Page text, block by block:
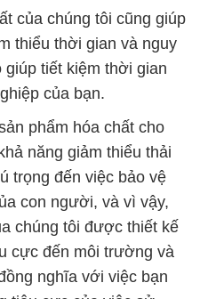
của chúng tôi cũng giúp
thiểu thời gian và nguy
tiết kiệm thời gian
của bạn.
phẩm hóa chất cho
năng giảm thiểu thải
trọng đến việc bảo vệ
con người, và vì vậy,
chúng tôi được thiết kế
cực đến môi trường và
nghĩa với việc bạn